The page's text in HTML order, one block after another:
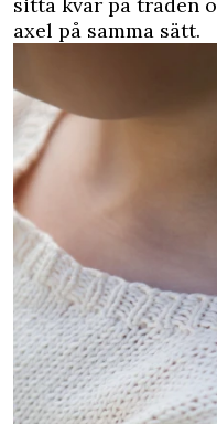
sitta kvar på tråden
axel på samma sätt.